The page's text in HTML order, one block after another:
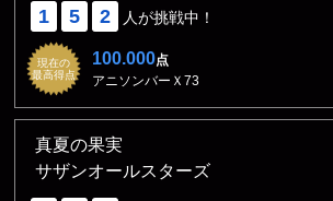
1 5 2 人が挑戦中！
現在の
最高得点
100.000点
アニソンバーＸ73
真夏の果実
サザンオールスターズ